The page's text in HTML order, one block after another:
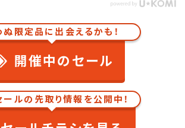
ぬ限定品に出会えるかも！
開催中のセール
ルの先取り情報を公開中！